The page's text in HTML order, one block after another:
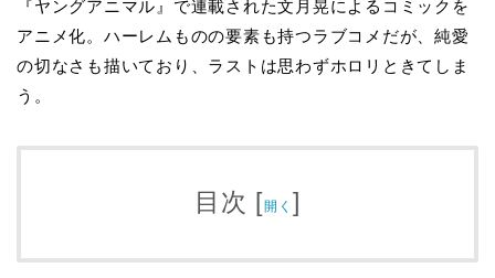
『ヤングアニマル』で連載された文月晃によるコミックを
アニメ化。ハーレムものの要素も持つラブコメだが、純愛
の切なさも描いており、ラストは思わずホロリときてしま
う。
目次 [開く ]